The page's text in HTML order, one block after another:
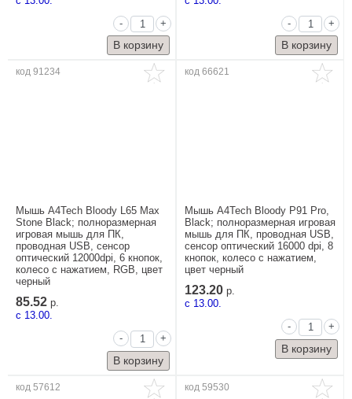
-
+
-
+
код 91234
Мышь A4Tech Bloody L65 Max
Stone Black; полноразмерная
игровая мышь для ПК,
проводная USB, сенсор
оптический 12000dpi, 6 кнопок,
колесо с нажатием, RGB, цвет
черный
85.52 р.
c 13.00.
-
+
код 66621
Мышь A4Tech Bloody P91 Pro,
Black; полноразмерная игровая
мышь для ПК, проводная USB,
сенсор оптический 16000 dpi, 8
кнопок, колесо с нажатием,
цвет черный
123.20 р.
c 13.00.
-
+
код 57612 код 59530